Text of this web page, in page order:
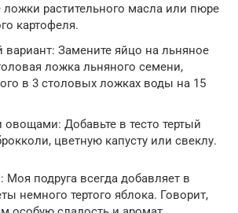
растительного масла или пюре
картофеля.
вариант: Замените яйцо на льняное
ложка льняного семени,
в 3 столовых ложках воды на 15
овощами: Добавьте в тесто тертый
цветную капусту или свеклу.
подруга всегда добавляет в
немного тертого яблока. Говорит,